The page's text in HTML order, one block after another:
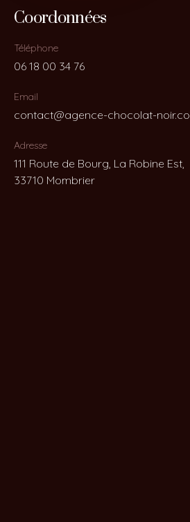
Coordonnées
Téléphone
06 18 00 34 76
Email
contact@agence-chocolat-
Adresse
111 Route de Bourg, La Robine Est,
33710 Mombrier
Coordonnées
Téléphone
06 18 00 34 76
Email
contact@agence-chocolat-
Adresse
111 Route de Bourg, La Robine Est,
33710 Mombrier
Cette affiche événementielle pour
2026 adopte un style
rompant avec les codes
une femme en tenue élégante
assurée, un club de golf à la main,
imposante d'une voiture de
supérieure est dominée par le
"Montendre Auto Pièces", tandis